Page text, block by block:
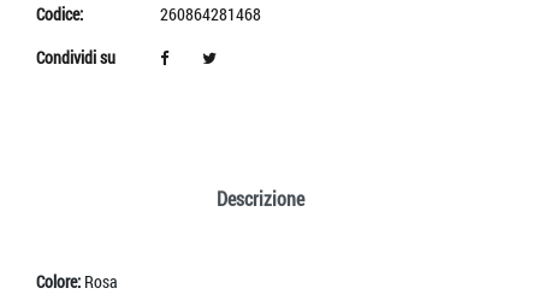
Codice:
260864281468
Condividi su
Descrizione
Colore: Rosa